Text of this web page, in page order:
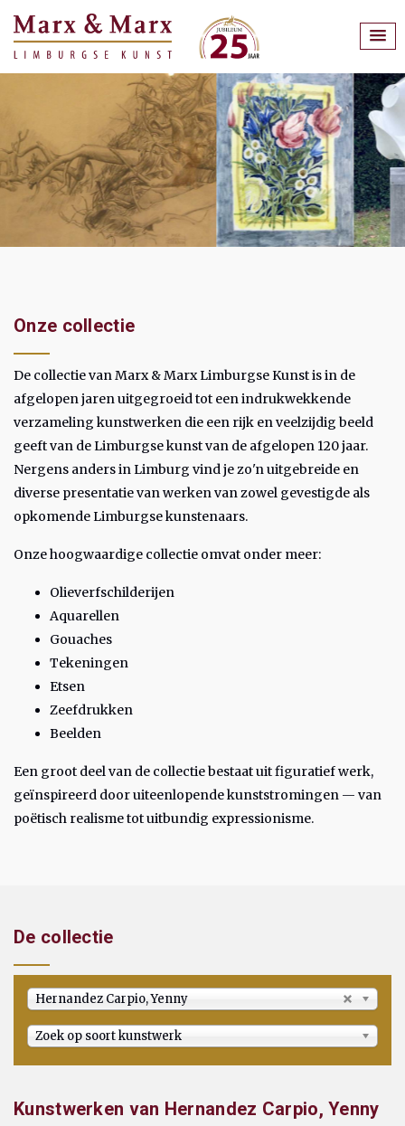
Onze collectie
De collectie van Marx & Marx Limburgse Kunst is in de
afgelopen jaren uitgegroeid tot een indrukwekkende
verzameling kunstwerken die een rijk en veelzijdig beeld
geeft van de Limburgse kunst van de afgelopen 120 jaar.
Nergens anders in Limburg vind je zo'n uitgebreide en
diverse presentatie van werken van zowel gevestigde als
opkomende Limburgse kunstenaars.
Onze hoogwaardige collectie omvat onder meer:
Olieverfschilderijen
Aquarellen
Gouaches
Tekeningen
Etsen
Zeefdrukken
Beelden
Een groot deel van de collectie bestaat uit figuratief werk,
geïnspireerd door uiteenlopende kunststromingen — van
poëtisch realisme tot uitbundig expressionisme.
De collectie
Hernandez Carpio, Yenny
Zoek op soort kunstwerk
Kunstwerken van Hernandez Carpio, Yenny